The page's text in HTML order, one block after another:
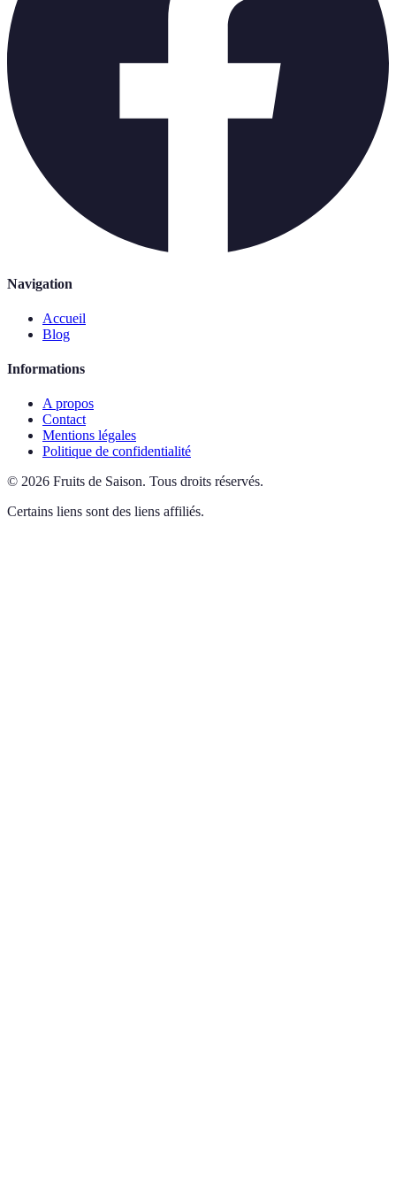
Navigation
Accueil
Blog
Informations
A propos
Contact
Mentions légales
Politique de confidentialité
© 2026 Fruits de Saison. Tous droits réservés.
Certains liens sont des liens affiliés.